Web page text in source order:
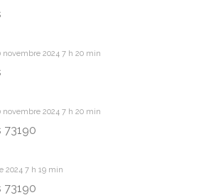
novembre 2024 7 h 20 min
novembre 2024 7 h 20 min
73190
2024 7 h 19 min
73190